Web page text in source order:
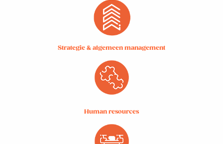
Strategie & algemeen management
Human resources